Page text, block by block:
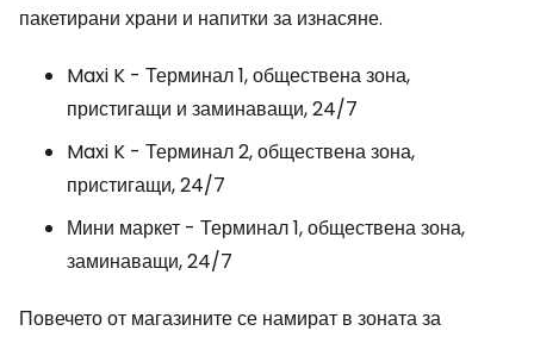
пакетирани храни и напитки за изнасяне.
Maxi K - Терминал 1, обществена зона,
пристигащи и заминаващи, 24/7
Maxi K - Терминал 2, обществена зона,
пристигащи, 24/7
Мини маркет - Терминал 1, обществена зона,
заминаващи, 24/7
Повечето от магазините се намират в зоната за